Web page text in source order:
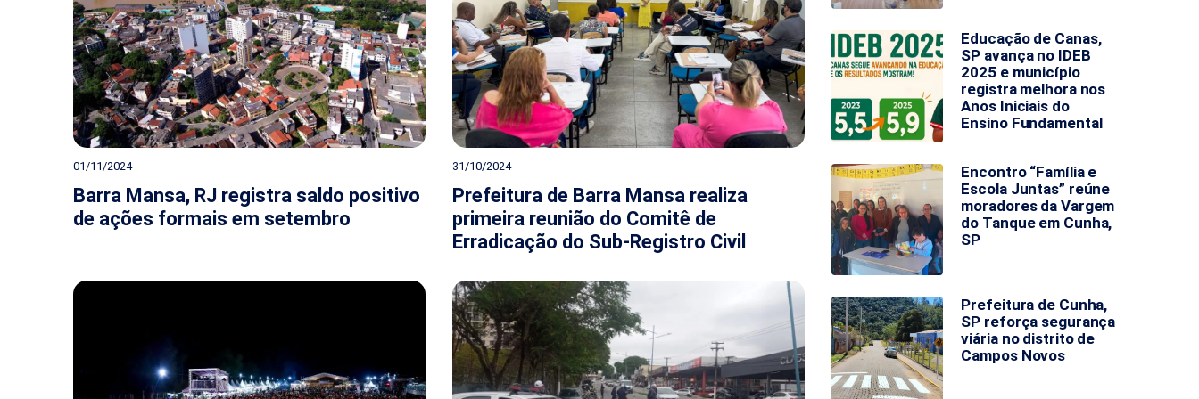
01/11/2024
Barra Mansa, RJ registra saldo positivo
de ações formais em setembro
31/10/2024
Prefeitura de Barra Mansa realiza
primeira reunião do Comitê de
Erradicação do Sub-Registro Civil
Educação de Canas,
SP avança no IDEB
2025 e município
registra melhora nos
Anos Iniciais do
Ensino Fundamental
Encontro “Família e
Escola Juntas” reúne
moradores da Vargem
do Tanque em Cunha,
SP
Prefeitura de Cunha,
SP reforça segurança
viária no distrito de
Campos Novos